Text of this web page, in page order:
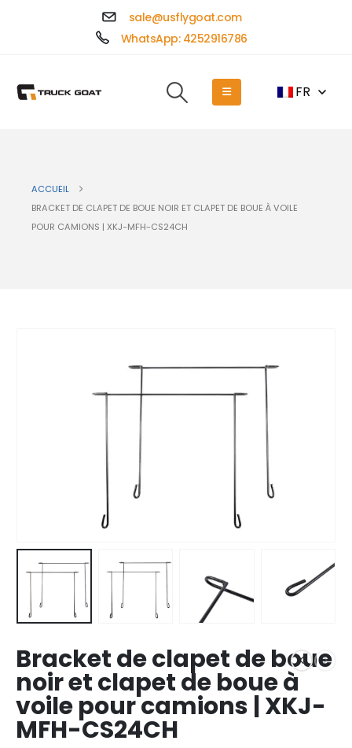
sale@usflygoat.com
WhatsApp: 4252916786
FR
ACCUEIL
BRACKET DE CLAPET DE BOUE NOIR ET CLAPET DE BOUE À VOILE
POUR CAMIONS | XKJ-MFH-CS24CH
Bracket de clapet de boue
noir et clapet de boue à
voile pour camions | XKJ-
MFH-CS24CH